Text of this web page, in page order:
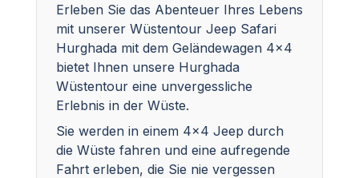
Erleben Sie das Abenteuer Ihres Lebens
mit unserer Wüstentour Jeep Safari
Hurghada mit dem Geländewagen 4x4
bietet Ihnen unsere Hurghada
Wüstentour eine unvergessliche
Erlebnis in der Wüste.
Sie werden in einem 4x4 Jeep durch
die Wüste fahren und eine aufregende
Fahrt erleben, die Sie nie vergessen